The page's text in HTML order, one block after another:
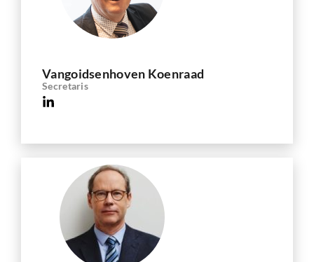
Vangoidsenhoven Koenraad
Secretaris